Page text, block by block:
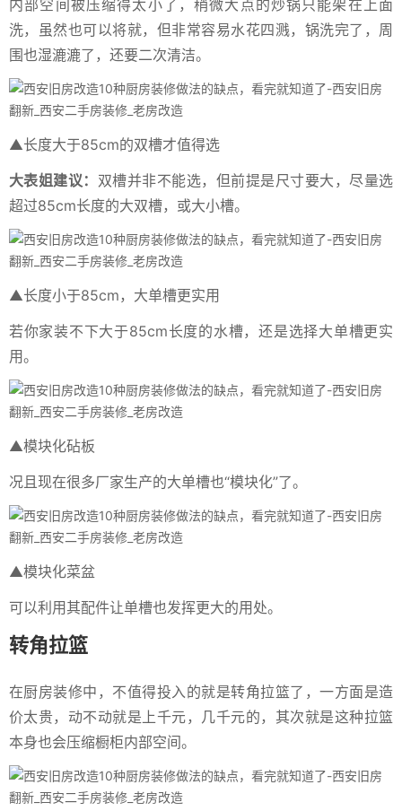
内部空间被压缩得太小了，稍微大点的炒锅只能架在上面
洗，虽然也可以将就，但非常容易水花四溅，锅洗完了，周
围也湿漉漉了，还要二次清洁。
▲长度大于85cm的双槽才值得选
大表姐建议： 双槽并非不能选，但前提是尺寸要大，尽量选
超过85cm长度的大双槽，或大小槽。
▲长度小于85cm，大单槽更实用
若你家装不下大于85cm长度的水槽，还是选择大单槽更实
用。
▲模块化砧板
况且现在很多厂家生产的大单槽也“模块化”了。
▲模块化菜盆
可以利用其配件让单槽也发挥更大的用处。
转角拉篮
在厨房装修中，不值得投入的就是转角拉篮了，一方面是造
价太贵，动不动就是上千元，几千元的，其次就是这种拉篮
本身也会压缩橱柜内部空间。